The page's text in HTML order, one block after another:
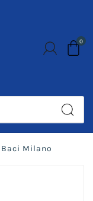
0
Baci Milano